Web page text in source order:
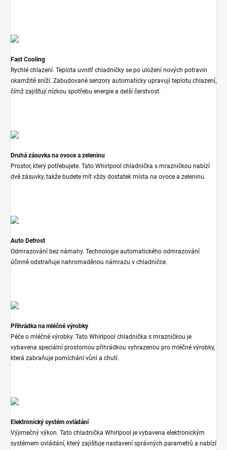
Fast Cooling
Rychlé chlazení. Teplota uvnitř chladničky se po uložení nových potravin
okamžitě sníží. Zabudované senzory automaticky upravují teplotu chlazení,
čímž zajišťují nízkou spotřebu energie a delší čerstvost.
Druhá zásuvka na ovoce a zeleninu
Prostor, který potřebujete. Tato Whirlpool chladnička s mrazničkou nabízí
dvě zásuvky, takže budete mít vždy dostatek místa na ovoce a zeleninu.
Auto Defrost
Odmrazování bez námahy. Technologie automatického odmrazování
účinně odstraňuje nahromaděnou námrazu v chladničce.
Přihrádka na mléčné výrobky
Péče o mléčné výrobky. Tato Whirlpool chladnička s mrazničkou je
vybavena speciální prostornou přihrádkou vyhrazenou pro mléčné výrobky,
která zabraňuje pomíchání vůní a chutí.
Elektronický systém ovládání
Výjimečný výkon. Tato chladnička Whirlpool je vybavena elektronickým
systémem ovládání, který zajišťuje nastavení správných parametrů a nabízí